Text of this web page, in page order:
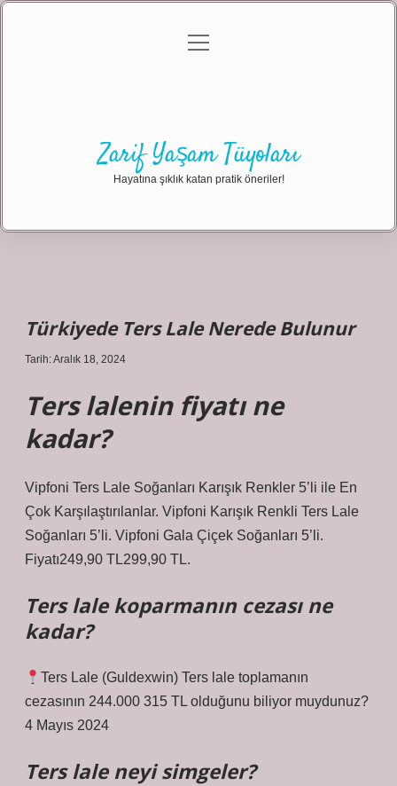
Gizlilik Politikası
menüyü
Zarif Yaşam Tüyoları
Hayatına şıklık katan pratik öneriler!
Türkiyede Ters Lale Nerede Bulunur
Tarih: Aralık 18, 2024
Ters lalenin fiyatı ne
kadar?
Vipfoni Ters Lale Soğanları Karışık Renkler 5’li ile En
Çok Karşılaştırılanlar. Vipfoni Karışık Renkli Ters Lale
Soğanları 5’li. Vipfoni Gala Çiçek Soğanları 5’li.
Fiyatı249,90 TL299,90 TL.
Ters lale koparmanın cezası ne
kadar?
Ters Lale (Guldexwin) Ters lale toplamanın
cezasının 244.000 315 TL olduğunu biliyor muydunuz?
4 Mayıs 2024
Ters lale neyi simgeler?